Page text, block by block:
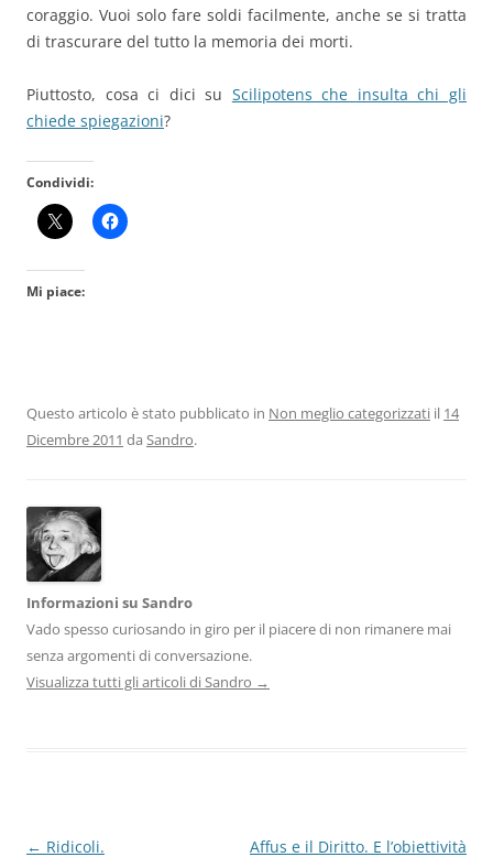
coraggio. Vuoi solo fare soldi facilmente, anche se si tratta
di trascurare del tutto la memoria dei morti.
Piuttosto, cosa ci dici su Scilipotens che insulta chi gli
chiede spiegazioni?
Condividi:
Mi piace:
Questo articolo è stato pubblicato in Non meglio categorizzati il 14
Dicembre 2011 da Sandro.
Informazioni su Sandro
Vado spesso curiosando in giro per il piacere di non rimanere mai
senza argomenti di conversazione.
Visualizza tutti gli articoli di Sandro →
Navigazione
← Ridicoli.
Affus e il Diritto. E l’obiettività